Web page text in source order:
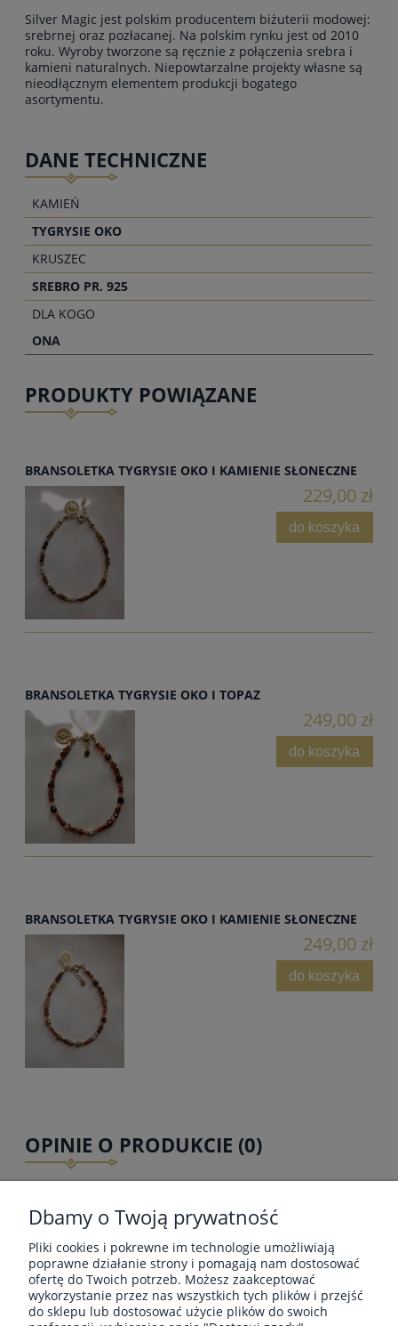
Silver Magic jest polskim producentem biżuterii modowej:
srebrnej oraz pozłacanej. Na polskim rynku jest od 2010
roku. Wyroby tworzone są ręcznie z połączenia srebra i
kamieni naturalnych. Niepowtarzalne projekty własne są
nieodłącznym elementem produkcji bogatego
asortymentu.
DANE TECHNICZNE
KAMIEŃ
TYGRYSIE OKO
KRUSZEC
SREBRO PR. 925
DLA KOGO
ONA
PRODUKTY POWIĄZANE
BRANSOLETKA TYGRYSIE OKO I KAMIENIE SŁONECZNE
229,00 zł
do koszyka
BRANSOLETKA TYGRYSIE OKO I TOPAZ
249,00 zł
do koszyka
BRANSOLETKA TYGRYSIE OKO I KAMIENIE SŁONECZNE
249,00 zł
do koszyka
OPINIE O PRODUKCIE (0)
MOJE KONTO
PŁATNOŚCI I DOSTAWA
Dbamy o Twoją prywatność
Pliki cookies i pokrewne im technologie umożliwiają
poprawne działanie strony i pomagają nam dostosować
ofertę do Twoich potrzeb. Możesz zaakceptować
wykorzystanie przez nas wszystkich tych plików i przejść
do sklepu lub dostosować użycie plików do swoich